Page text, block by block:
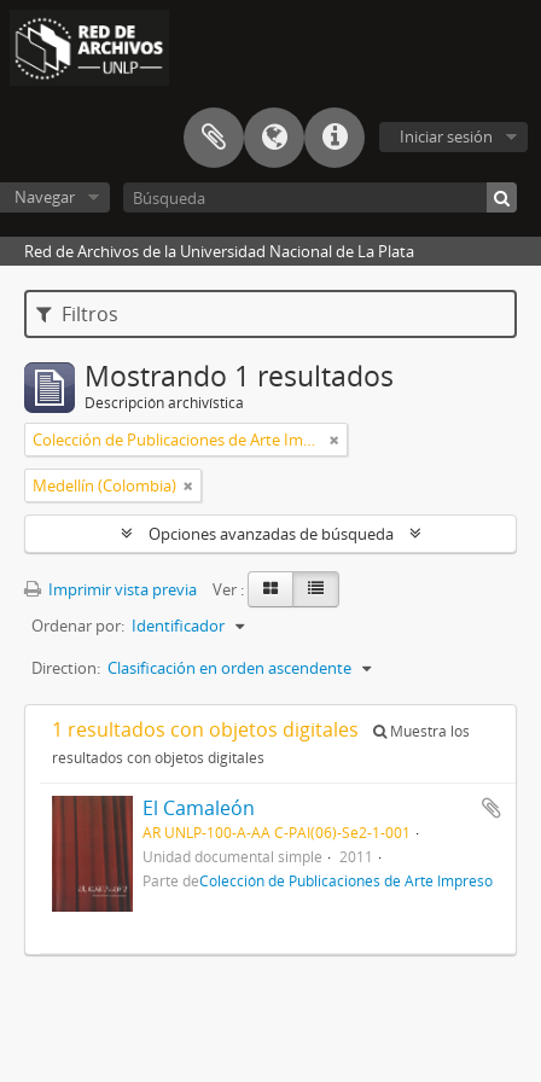
Iniciar sesión
Navegar
Red de Archivos de la Universidad Nacional de La Plata
Filtros
Mostrando 1 resultados
Descripción archivística
Colección de Publicaciones de Arte Impreso
Medellín (Colombia)
Opciones avanzadas de búsqueda
Imprimir vista previa
Ver :
Ordenar por: Identificador
Direction: Clasificación en orden ascendente
1 resultados con objetos digitales
Muestra los
resultados con objetos digitales
El Camaleón
AR UNLP-100-A-AA C-PAI(06)-Se2-1-001
Unidad documental simple
2011
Parte deColección de Publicaciones de Arte Impreso